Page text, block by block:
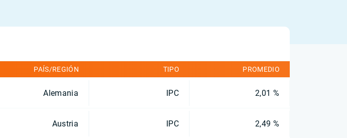
PAÍS/REGIÓN TIPO PROMEDIO
Alemania IPC 2,01 %
Austria IPC 2,49 %